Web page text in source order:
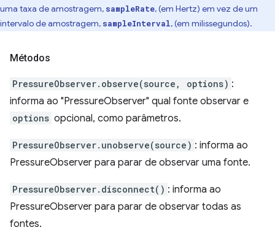
uma taxa de amostragem, sampleRate, (em Hertz) em vez de um
intervalo de amostragem, sampleInterval, (em milissegundos).
Métodos
PressureObserver.observe(source, options) :
informa ao "PressureObserver" qual fonte observar e
options opcional, como parâmetros.
PressureObserver.unobserve(source) : informa ao
PressureObserver para parar de observar uma fonte.
PressureObserver.disconnect() : informa ao
PressureObserver para parar de observar todas as
fontes.